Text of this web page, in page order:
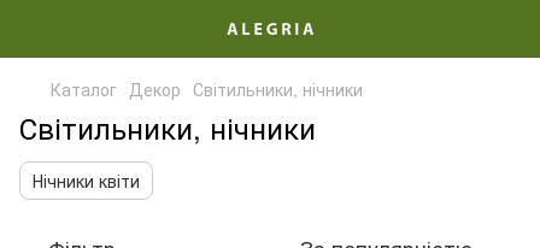
Каталог Декор Світильники, нічники
Світильники, нічники
Нічники квіти